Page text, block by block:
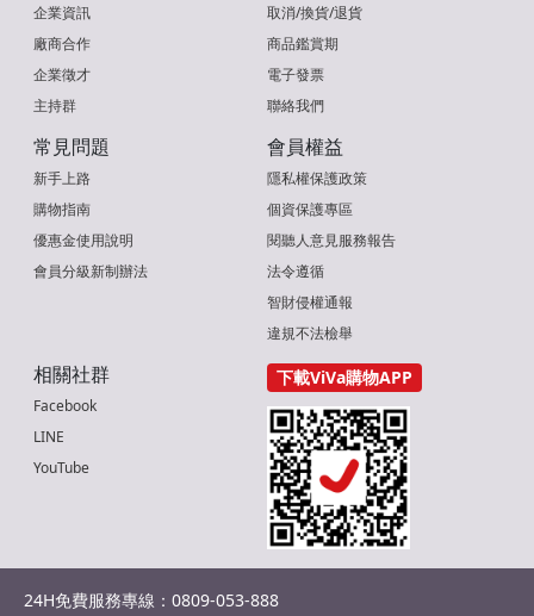
企業資訊
廠商合作
企業徵才
主持群
取消/換貨/退貨
商品鑑賞期
電子發票
聯絡我們
常見問題
新手上路
購物指南
優惠金使用說明
會員分級新制辦法
會員權益
隱私權保護政策
個資保護專區
閱聽人意見服務報告
法令遵循
智財侵權通報
違規不法檢舉
相關社群
Facebook
LINE
YouTube
下載ViVa購物APP
24H免費服務專線：0809-053-888